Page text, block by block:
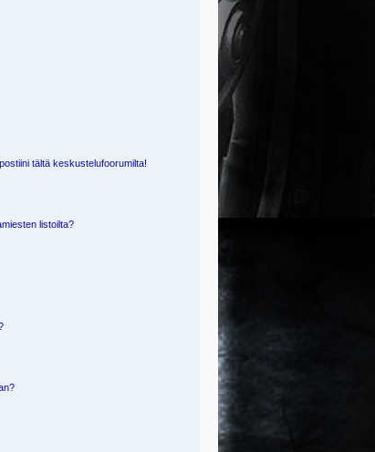
tältä keskustelufoorumilta!
listoilta?